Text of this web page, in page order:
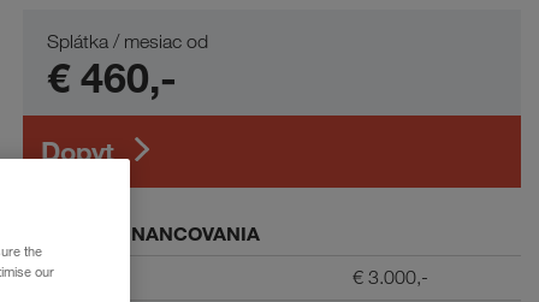
Splátka / mesiac od
€ 460,-
Dopyt
PRÍKLAD FINANCOVANIA
Akontácia
€ 3.000,-
the
our